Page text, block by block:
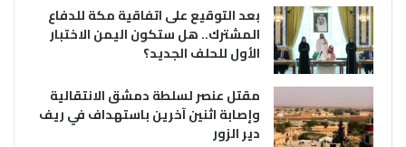
بعد التوقيع على اتفاقية مكة للدفاع
المشترك.. هل ستكون اليمن الاختبار
الأول للحلف الجديد؟
مقتل عنصر لسلطة دمشق الانتقالية
وإصابة اثنين آخرين باستهداف في ريف
دير الزور